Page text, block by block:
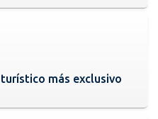
más exclusivo